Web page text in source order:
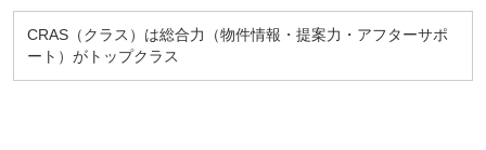
CRAS（クラス）は総合力（物件情報・提案力・アフターサポ
ート）がトップクラス